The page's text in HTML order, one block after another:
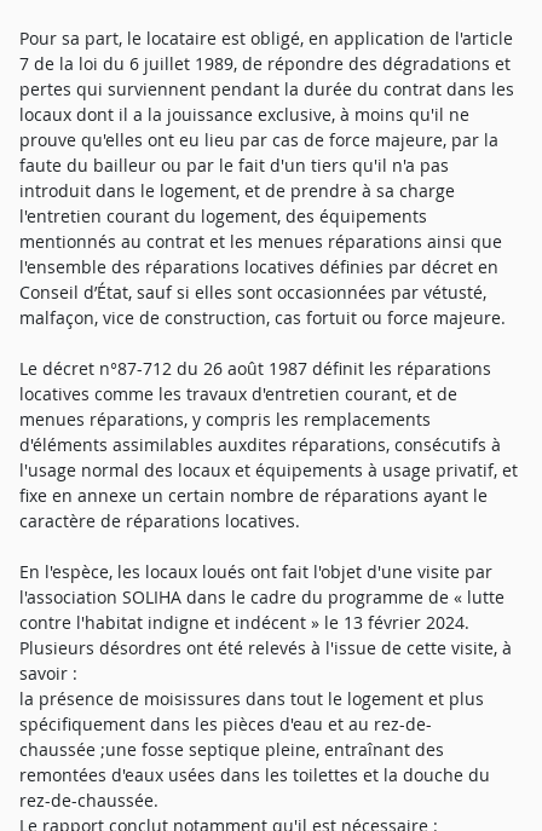
Pour sa part, le locataire est obligé, en application de l'article
7 de la loi du 6 juillet 1989, de répondre des dégradations et
pertes qui surviennent pendant la durée du contrat dans les
locaux dont il a la jouissance exclusive, à moins qu'il ne
prouve qu'elles ont eu lieu par cas de force majeure, par la
faute du bailleur ou par le fait d'un tiers qu'il n'a pas
introduit dans le logement, et de prendre à sa charge
l'entretien courant du logement, des équipements
mentionnés au contrat et les menues réparations ainsi que
l'ensemble des réparations locatives définies par décret en
Conseil d’État, sauf si elles sont occasionnées par vétusté,
malfaçon, vice de construction, cas fortuit ou force majeure.
Le décret n°87-712 du 26 août 1987 définit les réparations
locatives comme les travaux d'entretien courant, et de
menues réparations, y compris les remplacements
d'éléments assimilables auxdites réparations, consécutifs à
l'usage normal des locaux et équipements à usage privatif, et
fixe en annexe un certain nombre de réparations ayant le
caractère de réparations locatives.
En l'espèce, les locaux loués ont fait l'objet d'une visite par
l'association SOLIHA dans le cadre du programme de « lutte
contre l'habitat indigne et indécent » le 13 février 2024.
Plusieurs désordres ont été relevés à l'issue de cette visite, à
savoir :
la présence de moisissures dans tout le logement et plus
spécifiquement dans les pièces d'eau et au rez-de-
chaussée ;une fosse septique pleine, entraînant des
remontées d'eaux usées dans les toilettes et la douche du
rez-de-chaussée.
Le rapport conclut notamment qu'il est nécessaire :